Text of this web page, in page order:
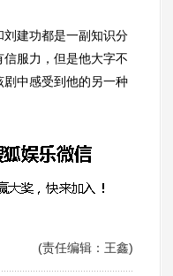
建功都是一副知识分
服力，但是他大字不
中感受到他的另一种
(责任编辑：王鑫)